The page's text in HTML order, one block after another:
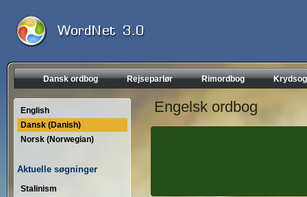
Dansk ordbog Rejseparlør Rimordbog
English
Dansk (Danish)
Norsk (Norwegian)
Aktuelle søgninger
Stalinism
Engelsk ordbog